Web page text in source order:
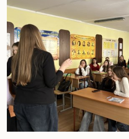
Музей університету
Корисна інформація
Випускники університету
Інформація для
Бібліотека
Корисна
Контакти